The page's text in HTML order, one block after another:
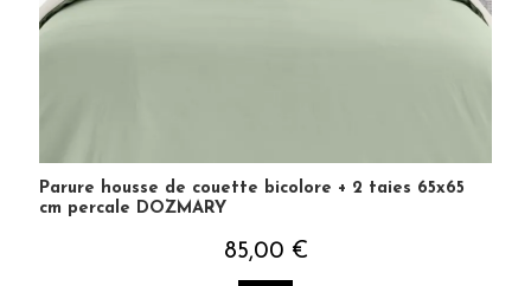
Parure housse de couette bicolore + 2 taies 65x65
cm percale DOZMARY
85,00 €